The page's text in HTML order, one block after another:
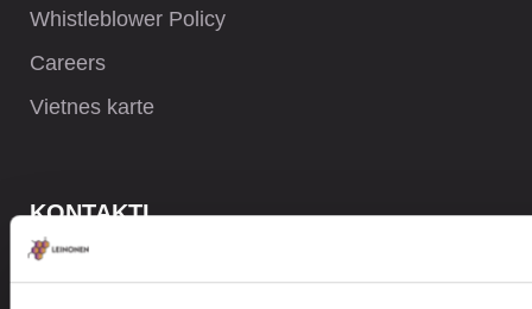
Whistleblower Policy
Careers
Vietnes karte
KONTAKTI